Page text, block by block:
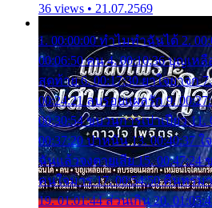
36 views • 21.07.2569
1. 00:00:00 ทำไมทำฉันได้ 2.
00:06:50 คน 4. 00:10:36 บุญเห
สุดท้าย 6. 00:17:30 ยาใจยาจก
00:24:21 ลบรอยแผลรัก 9.
00:30:54 ขบวนการเปาเปียว 11.
00:37:20 ปาหนัน 13. 00:40:37 ใ
ฉันแล้วจงตายเสีย 15. 00:47:24
คนใจมาร 17. 00:54:50 คืนทรม
19. 01:01:44 ส่วนเกิน 20.